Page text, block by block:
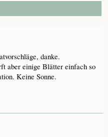
danke.
aber einige Blätter einfach so
Keine Sonne.